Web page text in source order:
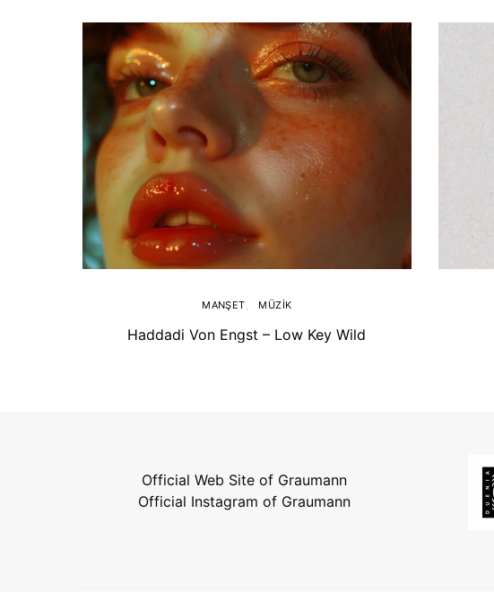
MANŞET MÜZIK
Haddadi Von Engst – Low Key Wild
Official Web Site of Graumann
Official Instagram of Graumann